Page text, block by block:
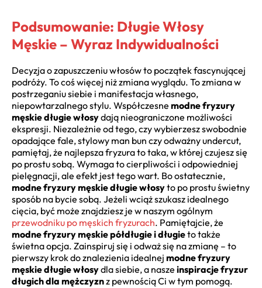
Podsumowanie: Długie Włosy
Męskie – Wyraz Indywidualności
Decyzja o zapuszczeniu włosów to początek fascynującej
podróży. To coś więcej niż zmiana wyglądu. To zmiana w
postrzeganiu siebie i manifestacja własnego,
niepowtarzalnego stylu. Współczesne modne fryzury
męskie długie włosydają nieograniczone możliwości
ekspresji. Niezależnie od tego, czy wybierzesz swobodnie
opadające fale, stylowy man bun czy odważny undercut,
pamiętaj, że najlepsza fryzura to taka, w której czujesz się
po prostu sobą. Wymaga to cierpliwości i odpowiedniej
pielęgnacji, ale efekt jest tego wart. Bo ostatecznie,
modne fryzury męskie długie włosyto po prostu świetny
sposób na bycie sobą. Jeżeli wciąż szukasz idealnego
cięcia, być może znajdziesz je w naszym ogólnym
przewodniku po męskich fryzurach. Pamiętajcie, że
modne fryzury męskie półdługie i długieto także
świetna opcja. Zainspiruj się i odważ się na zmianę – to
pierwszy krok do znalezienia idealnej modne fryzury
męskie długie włosydla siebie, a nasze inspiracje fryzur
długich dla mężczyznz pewnością Ci w tym pomogą.